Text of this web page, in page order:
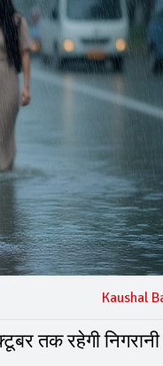
Kaushal
तक रहेगी निगरानी